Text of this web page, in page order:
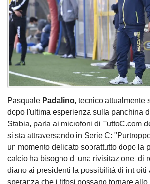
Pasquale Padalino, tecnico attualmente
dopo l'ultima esperienza sulla panchina
Stabia, parla ai microfoni di TuttoC.com
si sta attraversando in Serie C:
un momento delicato soprattutto dopo la
calcio ha bisogno di una rivisitazione, di
diano ai presidenti la possibilità di introiti
speranza che i tifosi possano tornare allo